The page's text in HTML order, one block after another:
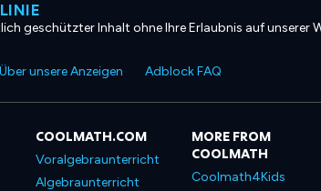
geschützter Inhalt ohne Ihre Erlaubnis auf unserer
Über unsere Anzeigen Adblock FAQ
COOLMATH.COM
Voralgebraunterricht
Algebraunterricht
MORE FROM
COOLMATH
Coolmath4Kids